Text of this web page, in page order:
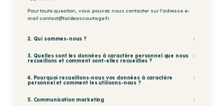
Pour toute question, vous pouvez nous contacter sur l’adresse e-
mail contact@taldeascourtage.fr.
2. Qui sommes-nous ?
3. Quelles sont les données à caractère personnel que nous
recueillons et comment sont-elles recueillies ?
4. Pourquoi recueillons-nous vos données à caractère
personnel et comment les utilisons-nous ?
5. Communication marketing